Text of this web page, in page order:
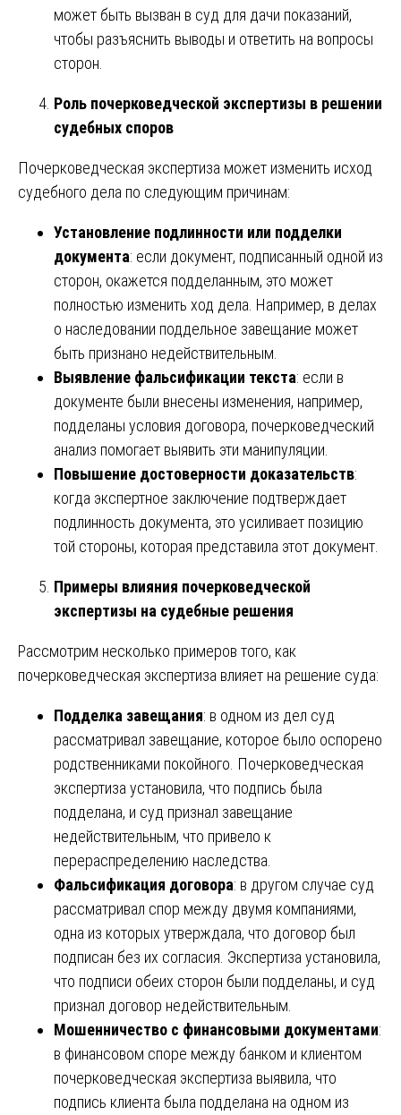
может быть вызван в суд для дачи показаний,
чтобы разъяснить выводы и ответить на вопросы
сторон.
Роль почерковедческой экспертизы в решении
судебных споров
Почерковедческая экспертиза может изменить исход
судебного дела по следующим причинам:
Установление подлинности или подделки
документа: если документ, подписанный одной из
сторон, окажется подделанным, это может
полностью изменить ход дела. Например, в делах
о наследовании поддельное завещание может
быть признано недействительным.
Выявление фальсификации текста: если в
документе были внесены изменения, например,
подделаны условия договора, почерковедческий
анализ помогает выявить эти манипуляции.
Повышение достоверности доказательств:
когда экспертное заключение подтверждает
подлинность документа, это усиливает позицию
той стороны, которая представила этот документ.
Примеры влияния почерковедческой
экспертизы на судебные решения
Рассмотрим несколько примеров того, как
почерковедческая экспертиза влияет на решение суда:
Подделка завещания: в одном из дел суд
рассматривал завещание, которое было оспорено
родственниками покойного. Почерковедческая
экспертиза установила, что подпись была
подделана, и суд признал завещание
недействительным, что привело к
перераспределению наследства.
Фальсификация договора: в другом случае суд
рассматривал спор между двумя компаниями,
одна из которых утверждала, что договор был
подписан без их согласия. Экспертиза установила,
что подписи обеих сторон были подделаны, и суд
признал договор недействительным.
Мошенничество с финансовыми документами:
в финансовом споре между банком и клиентом
почерковедческая экспертиза выявила, что
подпись клиента была подделана на одном из